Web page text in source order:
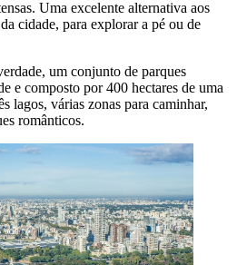
Uma excelente alternativa aos
cidade, para explorar a pé ou de
um conjunto de parques
e composto por 400 hectares de uma
lagos, várias zonas para caminhar,
românticos.